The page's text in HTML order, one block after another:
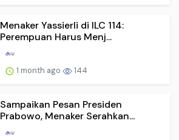
Menaker Yassierli di ILC 114:
Perempuan Harus Menj...
1 month ago 144
Sampaikan Pesan Presiden
Prabowo, Menaker Serahkan...